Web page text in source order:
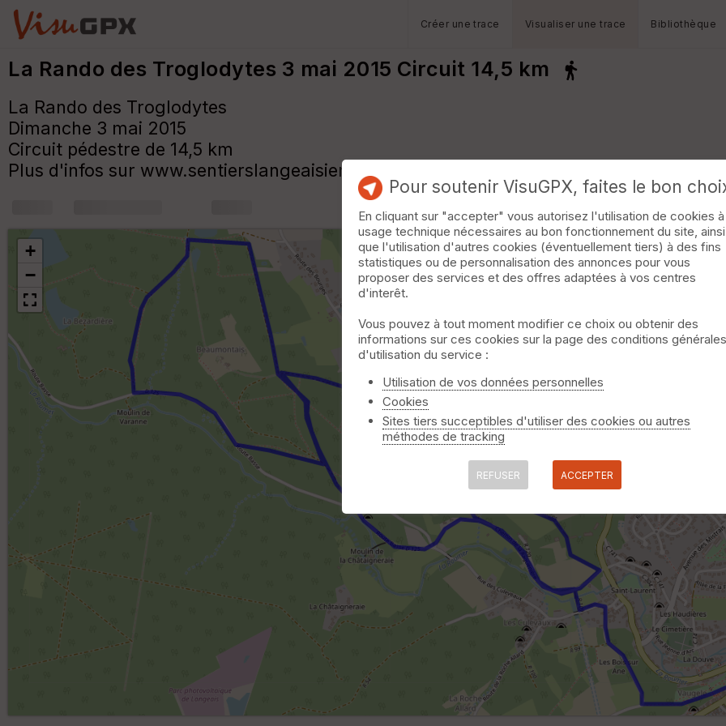
Créer une trace Visualiser une trace Bibliothèque
La Rando des Troglodytes 3 mai 2015 Circuit 14,5 km
La Rando des Troglodytes
Dimanche 3 mai 2015
Circuit pédestre de 14,5 km
Plus d'infos sur www.sentierslangeaisiens.fr
+
−
Pour soutenir VisuGPX, faites le bon
En cliquant sur "accepter" vous autorisez l'utilisation de cookies à
usage technique nécessaires au bon fonctionnement du site, ainsi
que l'utilisation d'autres cookies (éventuellement tiers) à des fins
statistiques ou de personnalisation des annonces pour vous
proposer des services et des offres adaptées à vos centres
d'interêt.
Vous pouvez à tout moment modifier ce choix ou obtenir des
informations sur ces cookies sur la page des conditions générales
d'utilisation du service :
Utilisation de vos données personnelles
Cookies
Sites tiers succeptibles d'utiliser des cookies ou autres
méthodes de tracking
REFUSER ACCEPTER